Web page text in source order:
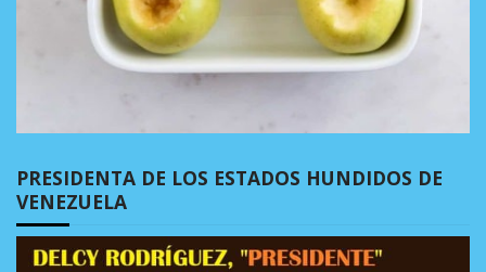
PRESIDENTA DE LOS ESTADOS HUNDIDOS DE
VENEZUELA